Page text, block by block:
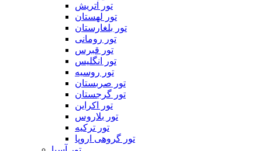
تور اتریش
تور لهستان
تور بلغارستان
تور رومانی
تور قبرس
تور انگلیس
تور روسیه
تور صربستان
تور گرجستان
تور اکراین
تور بلاروس
تور ترکیه
تور گروهی اروپا